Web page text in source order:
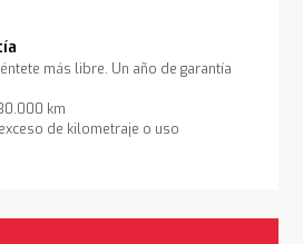
más libre. Un año de garantía
km
de kilometraje o uso